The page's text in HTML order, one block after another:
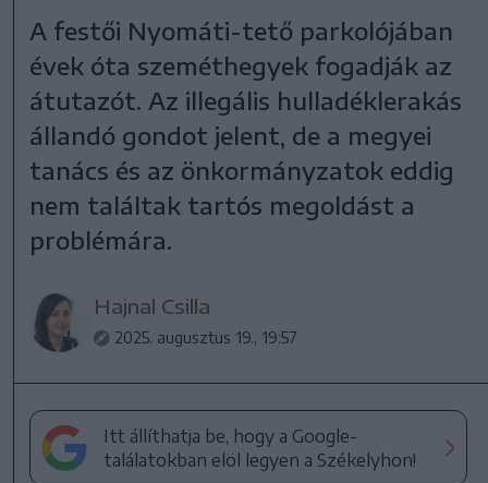
A festői Nyomáti-tető parkolójában
évek óta szeméthegyek fogadják az
átutazót. Az illegális hulladéklerakás
állandó gondot jelent, de a megyei
tanács és az önkormányzatok eddig
nem találtak tartós megoldást a
problémára.
Hajnal Csilla
2025. augusztus 19., 19:57
Itt állíthatja be, hogy a Google-
találatokban elöl legyen a Székelyhon!